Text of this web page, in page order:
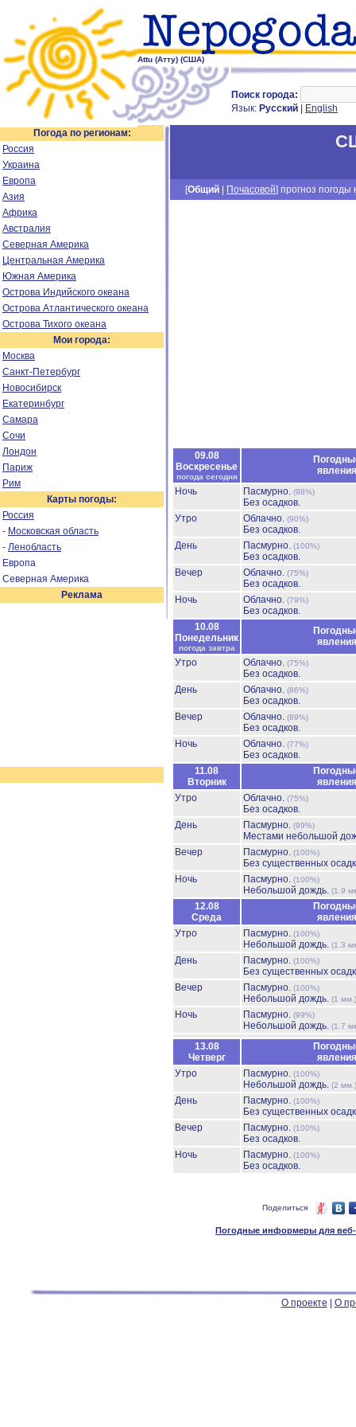
Attu (Атту) (США)
Поиск города:
Язык: Русский English
Погода по регионам:
Россия
Украина
Европа
Азия
Африка
Австралия
Северная Америка
Центральная Америка
Южная Америка
Острова Индийского океана
Острова Атлантического океана
Острова Тихого океана
Мои города:
Москва
Санкт-Петербург
Новосибирск
Екатеринбург
Самара
Сочи
Лондон
Париж
Рим
Карты погоды:
Россия
- Московская область
- Ленобласть
Европа
Северная Америка
Реклама
[Общий Почасовой] прогноз погоды
09.08
Воскресенье
погода сегодня
явления
Ночь
Пасмурно. (98%)
Без осадков.
Утро
Облачно. (90%)
Без осадков.
День
Пасмурно. (100%)
Без осадков.
Вечер
Облачно. (75%)
Без осадков.
Ночь
Облачно. (79%)
Без осадков.
10.08
Понедельник
погода завтра
явления
Утро
Облачно. (75%)
Без осадков.
День
Облачно. (86%)
Без осадков.
Вечер
Облачно. (89%)
Без осадков.
Ночь
Облачно. (77%)
Без осадков.
11.08
Вторник
явления
Утро
Облачно. (75%)
Без осадков.
День
Пасмурно. (99%)
Местами небольшой
Вечер
Пасмурно. (100%)
Без существенных
Ночь
Пасмурно. (100%)
Небольшой дождь. (1.9
12.08
Среда
явления
Утро
Пасмурно. (100%)
Небольшой дождь. (1.3
День Пасмурно. (100%)
Без существенных
Вечер
Пасмурно. (100%)
Небольшой дождь. (1 мм.)
Ночь Пасмурно. (99%)
Небольшой дождь. (1.7
13.08
Четверг
явления
Утро
Пасмурно. (100%)
Небольшой дождь. (2 мм.)
День Пасмурно. (100%)
Без существенных
Вечер
Пасмурно. (100%)
Без осадков.
Ночь
Пасмурно. (100%)
Без осадков.
Поделиться
Погодные информеры для веб-
О проекте О